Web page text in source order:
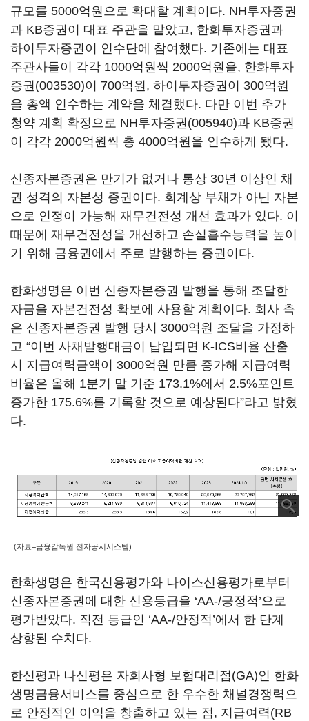
규모를 5000억원으로 확대할 계획이다. NH투자증권
과 KB증권이 대표 주관을 맡았고, 한화투자증권과
하이투자증권이 인수단에 참여했다. 기존에는 대표
주관사들이 각각 1000억원씩 2000억원을, 한화투자
증권(003530)이 700억원, 하이투자증권이 300억원
을 총액 인수하는 계약을 체결했다. 다만 이번 추가
청약 계획 확정으로 NH투자증권(005940)과 KB증권
이 각각 2000억원씩 총 4000억원을 인수하게 됐다.
신종자본증권은 만기가 없거나 통상 30년 이상인 채
권 성격의 자본성 증권이다. 회계상 부채가 아닌 자본
으로 인정이 가능해 재무건전성 개선 효과가 있다. 이
때문에 재무건전성을 개선하고 손실흡수능력을 높이
기 위해 금융권에서 주로 발행하는 증권이다.
한화생명은 이번 신종자본증권 발행을 통해 조달한
자금을 자본건전성 확보에 사용할 계획이다. 회사 측
은 신종자본증권 발행 당시 3000억원 조달을 가정하
고 “이번 사채발행대금이 납입되면 K-ICS비율 산출
시 지급여력금액이 3000억원 만큼 증가해 지급여력
비율은 올해 1분기 말 기준 173.1%에서 2.5%포인트
증가한 175.6%를 기록할 것으로 예상된다”라고 밝혔
다.
(자료=금융감독원 전자공시시스템)
한화생명은 한국신용평가와 나이스신용평가로부터
신종자본증권에 대한 신용등급을 ‘AA-/긍정적’으로
평가받았다. 직전 등급인 ‘AA-/안정적’에서 한 단계
상향된 수치다.
한신평과 나신평은 자회사형 보험대리점(GA)인 한화
생명금융서비스를 중심으로 한 우수한 채널경쟁력으
로 안정적인 이익을 창출하고 있는 점, 지급여력(RB